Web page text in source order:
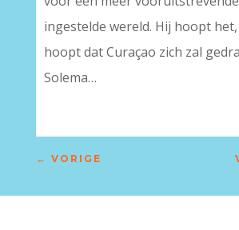
ingestelde wereld. Hij hoopt
hoopt dat Curaçao zich zal
Solema…
← VORIGE